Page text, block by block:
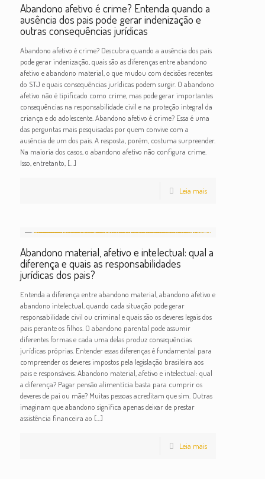
Abandono afetivo é crime? Entenda quando a
ausência dos pais pode gerar indenização e
outras consequências jurídicas
Abandono afetivo é crime? Descubra quando a ausência dos pais
pode gerar indenização, quais são as diferenças entre abandono
afetivo e abandono material, o que mudou com decisões recentes
do STJ e quais consequências jurídicas podem surgir. O abandono
afetivo não é tipificado como crime, mas pode gerar importantes
consequências na responsabilidade civil e na proteção integral da
criança e do adolescente. Abandono afetivo é crime? Essa é uma
das perguntas mais pesquisadas por quem convive com a
ausência de um dos pais. A resposta, porém, costuma surpreender.
Na maioria dos casos, o abandono afetivo não configura crime.
Isso, entretanto, […]
Leia mais
Abandono material, afetivo e intelectual: qual a
diferença e quais as responsabilidades
jurídicas dos pais?
Entenda a diferença entre abandono material, abandono afetivo e
abandono intelectual, quando cada situação pode gerar
responsabilidade civil ou criminal e quais são os deveres legais dos
pais perante os filhos. O abandono parental pode assumir
diferentes formas e cada uma delas produz consequências
jurídicas próprias. Entender essas diferenças é fundamental para
compreender os deveres impostos pela legislação brasileira aos
pais e responsáveis. Abandono material, afetivo e intelectual: qual
a diferença? Pagar pensão alimentícia basta para cumprir os
deveres de pai ou mãe? Muitas pessoas acreditam que sim. Outras
imaginam que abandono significa apenas deixar de prestar
assistência financeira ao […]
Leia mais